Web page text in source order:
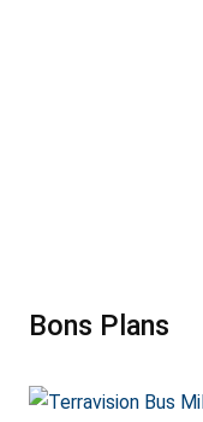
Bons Plans